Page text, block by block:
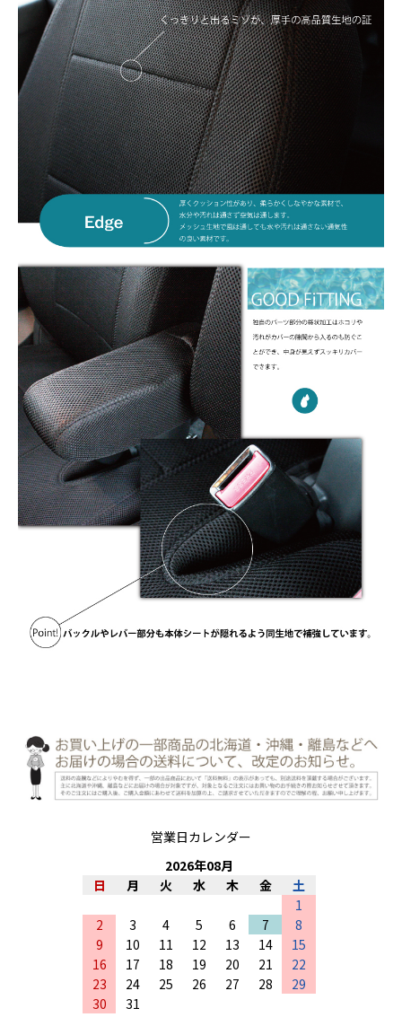
営業日カレンダー
2026年08月
日
月 火 水 木 金
土
1
2
3 4 5 6 7
8
9
10 11 12 13 14
15
16
17 18 19 20 21
22
23
24 25 26 27 28
29
30
31